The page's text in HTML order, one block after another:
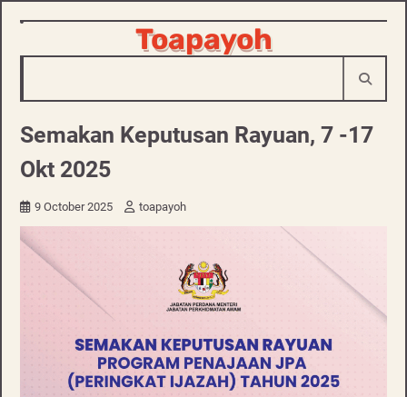
Skip
to
Toapayoh
Semakan Keputusan Rayuan, 7 -17
Okt 2025
9 October 2025 toapayoh